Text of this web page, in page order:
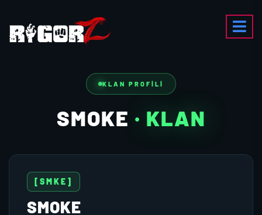
KLAN PROFILI
SMOKE · KLAN
[SMKE]
SMOKE